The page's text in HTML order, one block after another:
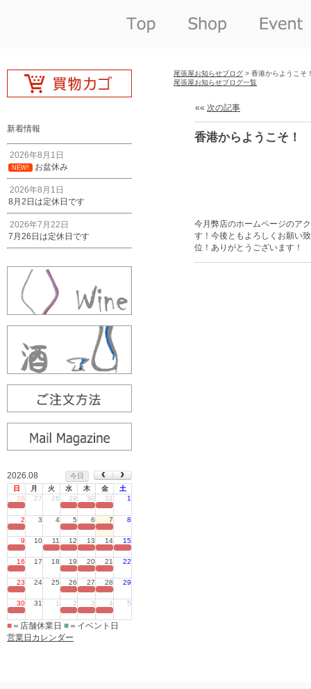
新着情報
2026年8月1日
NEW! お盆休み
2026年8月1日
8月2日は定休日です
2026年7月22日
7月26日は定休日です
2026.08
今日
日
月 火 水 木 金
土
26
27 28 29 30 31 1
2 3 4 5 6 7 8
9 10 11 12 13 14 15
16 17 18 19 20 21 22
23 24 25 26 27 28 29
30 31 1 2 3 4 5
■ ＝店舗休業日 ■ ＝イベント日
営業日カレンダー
尾張屋お知らせブログ > 香港からようこそ
尾張屋お知らせブログ一覧
«« 次の記事
香港からようこそ！
今月弊店のホームページのア
す！今後ともよろしくお願い
位！ありがとうございます！